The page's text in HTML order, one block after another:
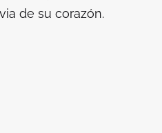
de su corazón.